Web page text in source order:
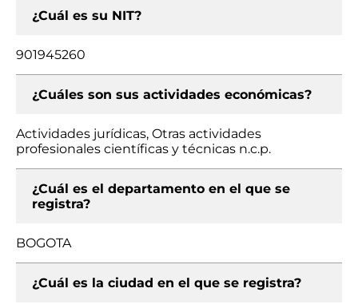
¿Cuál es su NIT?
901945260
¿Cuáles son sus actividades económicas?
Actividades jurídicas, Otras actividades
profesionales científicas y técnicas n.c.p.
¿Cuál es el departamento en el que se
registra?
BOGOTA
¿Cuál es la ciudad en el que se registra?